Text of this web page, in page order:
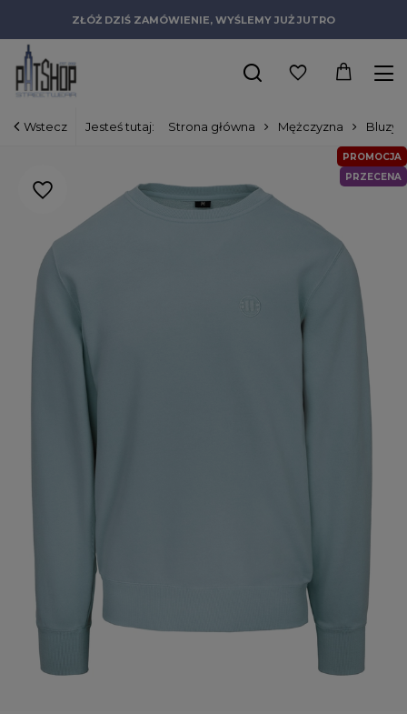
ZŁÓŻ DZIŚ ZAMÓWIENIE, WYŚLEMY JUŻ JUTRO
Wstecz Jesteś tutaj: Strona główna Mężczyzna Bluzy
PROMOCJA
PRZECENA